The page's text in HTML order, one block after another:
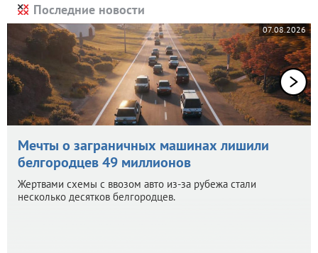
Последние новости
07.08.2026
Мечты о заграничных машинах лишили
белгородцев 49 миллионов
Жертвами схемы с ввозом авто из-за рубежа стали
несколько десятков белгородцев.